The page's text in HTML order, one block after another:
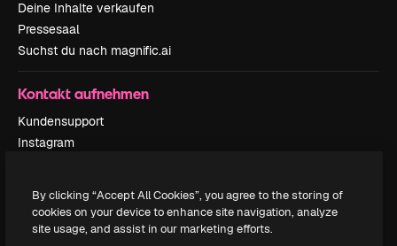
Deine Inhalte verkaufen
Pressesaal
Suchst du nach magnific.ai
Kontakt aufnehmen
Kundensupport
Instagram
TikTok
Discord
By clicking “Accept All Cookies”, you agree to the storing of
cookies on your device to enhance site navigation, analyze
site usage, and assist in our marketing efforts.